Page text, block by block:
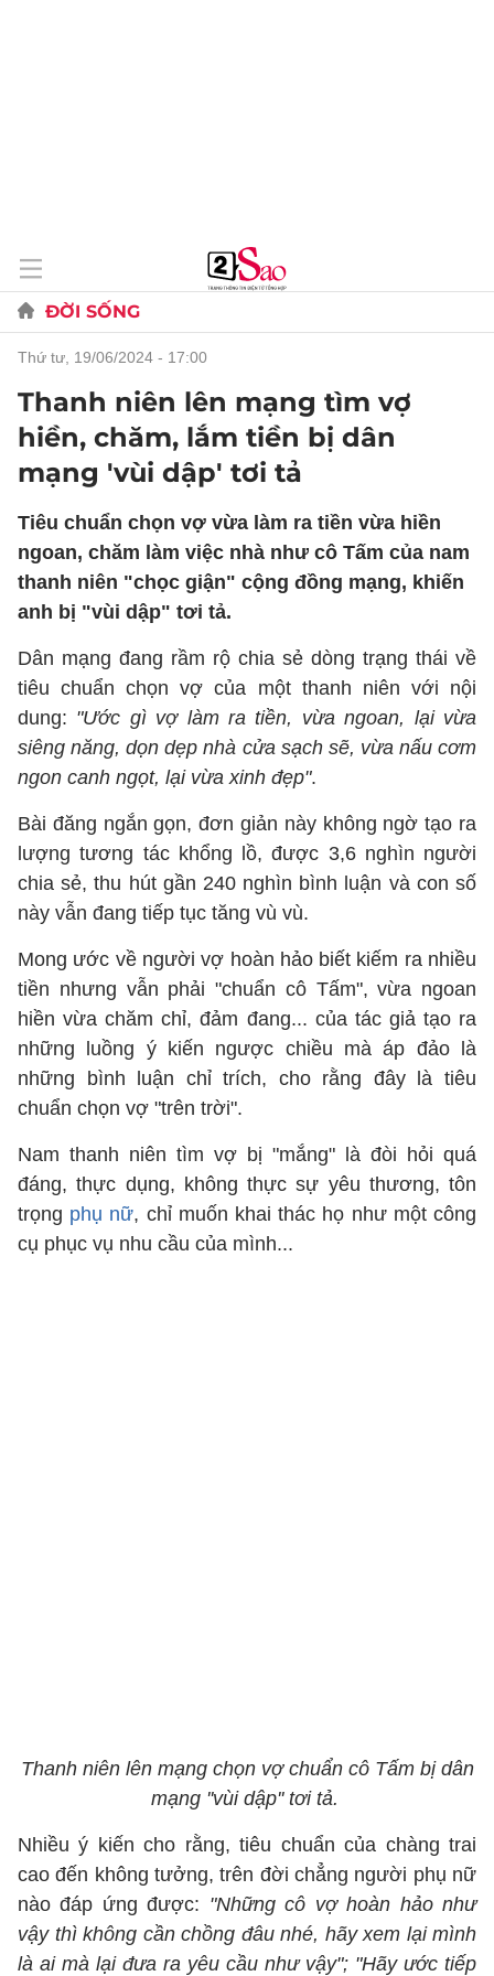
ĐỜI SỐNG
thứ tư, 19/06/2024 - 17:00
Thanh niên lên mạng tìm vợ
hiền, chăm, lắm tiền bị dân
mạng 'vùi dập' tơi tả
Tiêu chuẩn chọn vợ vừa làm ra tiền vừa hiền
ngoan, chăm làm việc nhà như cô Tấm của nam
thanh niên "chọc giận" cộng đồng mạng, khiến
anh bị "vùi dập" tơi tả.
Dân mạng đang rầm rộ chia sẻ dòng trạng thái về
tiêu chuẩn chọn vợ của một thanh niên với nội
dung: "Ước gì vợ làm ra tiền, vừa ngoan, lại vừa
siêng năng, dọn dẹp nhà cửa sạch sẽ, vừa nấu cơm
ngon canh ngọt, lại vừa xinh đẹp".
Bài đăng ngắn gọn, đơn giản này không ngờ tạo ra
lượng tương tác khổng lồ, được 3,6 nghìn người
chia sẻ, thu hút gần 240 nghìn bình luận và con số
này vẫn đang tiếp tục tăng vù vù.
Mong ước về người vợ hoàn hảo biết kiếm ra nhiều
tiền nhưng vẫn phải "chuẩn cô Tấm", vừa ngoan
hiền vừa chăm chỉ, đảm đang... của tác giả tạo ra
những luồng ý kiến ngược chiều mà áp đảo là
những bình luận chỉ trích, cho rằng đây là tiêu
chuẩn chọn vợ "trên trời".
Nam thanh niên tìm vợ bị "mắng" là đòi hỏi quá
đáng, thực dụng, không thực sự yêu thương, tôn
trọng phụ nữ, chỉ muốn khai thác họ như một công
cụ phục vụ nhu cầu của mình...
Thanh niên lên mạng chọn vợ chuẩn cô Tấm bị dân
mạng ''vùi dập'' tơi tả.
Nhiều ý kiến cho rằng, tiêu chuẩn của chàng trai
cao đến không tưởng, trên đời chẳng người phụ nữ
nào đáp ứng được: "Những cô vợ hoàn hảo như
vậy thì không cần chồng đâu nhé, hãy xem lại mình
là ai mà lại đưa ra yêu cầu như vậy"; "Hãy ước tiếp